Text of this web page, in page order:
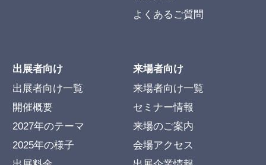
よくあるご質問
出展者向け
出展者向け一覧
開催概要
2027年のテーマ
2025年の様子
来場者向け
来場者向け一覧
セミナー情報
来場のご案内
会場アクセス